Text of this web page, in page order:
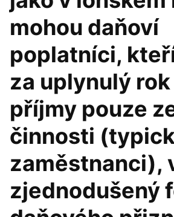
mohou daňoví
poplatníci,
za uplynulý
příjmy pouze
činnosti
zaměstnanci),
zjednodušený